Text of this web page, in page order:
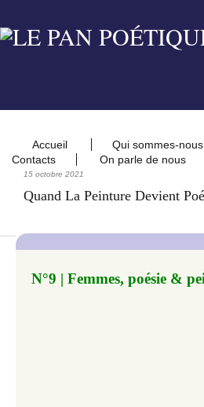
Accueil Qui sommes-
Contacts
On parle de nous
15 octobre 2021
Quand La Peinture Devient
N°9 | Femmes, poésie &